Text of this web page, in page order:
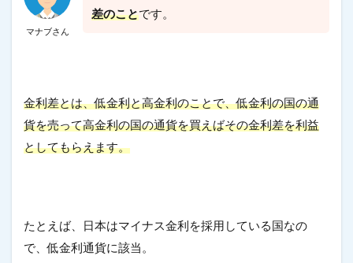
マナブさん
差のことです。
金利差とは、低金利と高金利のことで、低金利の国の通
貨を売って高金利の国の通貨を買えばその金利差を利益
としてもらえます。
たとえば、日本はマイナス金利を採用している国なの
で、低金利通貨に該当。